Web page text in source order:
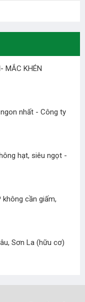
MẮC KHÉN
nhất - Công ty
hạt, siêu ngọt -
cần giấm,
Sơn La (hữu cơ)